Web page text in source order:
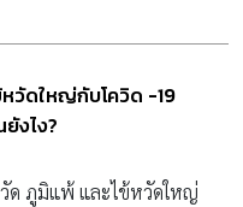
วัดใหญ่กับโควิด -19
งไง?
ด ภูมิแพ้ และไข้หวัดใหญ่